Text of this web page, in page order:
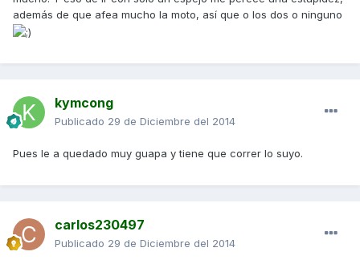
además de que afea mucho la moto, así que o los dos o ninguno
kymcong
Publicado 29 de Diciembre del 2014
Pues le a quedado muy guapa y tiene que correr lo suyo.
carlos230497
Publicado 29 de Diciembre del 2014